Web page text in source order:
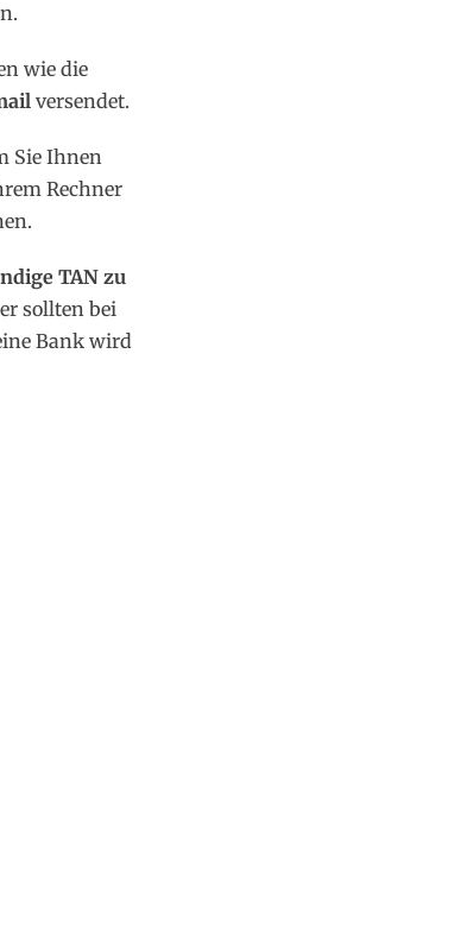
wie die
versendet.
Sie Ihnen
Rechner
TAN zu
sollten bei
Bank wird